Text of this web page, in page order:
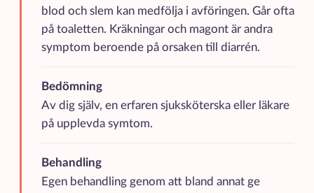
blod och slem kan medfölja i avföringen. Går ofta
på toaletten. Kräkningar och magont är andra
symptom beroende på orsaken till diarrén.
Bedömning
Av dig själv, en erfaren sjuksköterska eller läkare
på upplevda symtom.
Behandling
Egen behandling genom att bland annat ge